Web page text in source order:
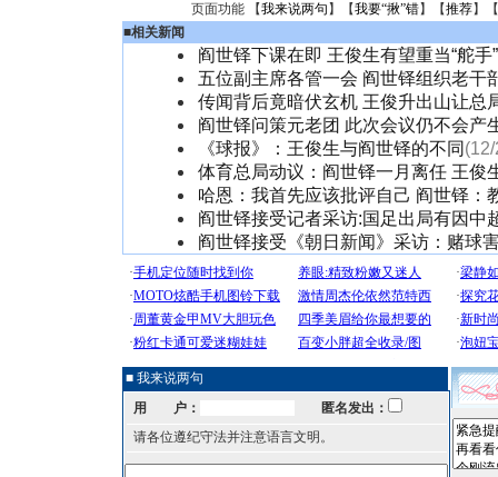
页面功能 【我来说两句 】【我要“揪”错】【推荐】
■相关新闻
阎世铎下课在即 王俊生有望重当“舵手
五位副主席各管一会 阎世铎组织老干
传闻背后竟暗伏玄机 王俊升出山让总
阎世铎问策元老团 此次会议仍不会产
《球报》：王俊生与阎世铎的不同
体育总局动议：阎世铎一月离任 王俊
哈恩：我首先应该批评自己 阎世铎：
阎世铎接受记者采访:国足出局有因中
阎世铎接受《朝日新闻》采访：赌球
■ 我来说两句
用 户：
匿名发出：
请各位遵纪守法并注意语言文明。